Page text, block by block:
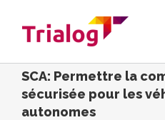
SCA: Permettre la
sécurisée pour les
autonomes